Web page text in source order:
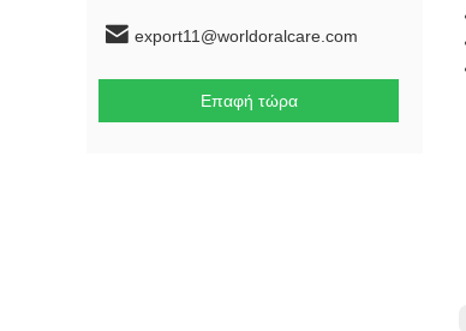
export11@worldoralcare.com
Επαφή τώρα